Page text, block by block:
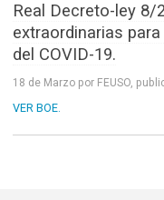
Real Decreto-ley 8/
extraordinarias
del COVID-19.
18 de Marzo por FEUSO,
VER BOE.